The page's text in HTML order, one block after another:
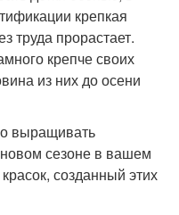
крепкая
труда прорастает.
крепче своих
из них до осени
выращивать
новом сезоне в вашем
созданный этих